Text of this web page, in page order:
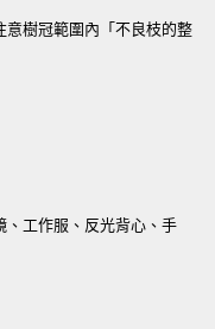
意樹冠範圍內「不良枝的整
、工作服、反光背心、手